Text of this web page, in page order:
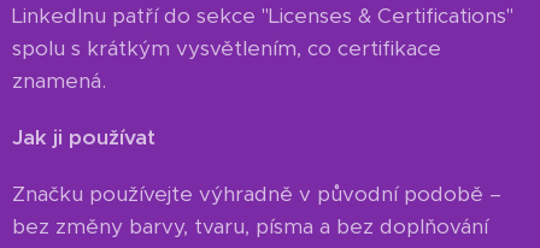
LinkedInu patří do sekce "Licenses & Certifications"
spolu s krátkým vysvětlením, co certifikace
znamená.
Jak ji používat
Značku používejte výhradně v původní podobě –
bez změny barvy, tvaru, písma a bez doplňování